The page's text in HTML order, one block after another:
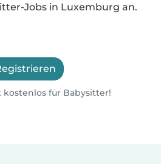
Jobs in Luxemburg an.
kostenlos für Babysitter!